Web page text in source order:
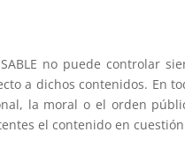
no puede controlar
a dichos contenidos. En
la moral o el orden
el contenido en